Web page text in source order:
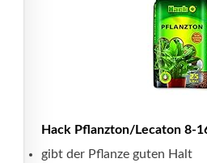
Hack Pflanzton/Lecaton 8-
gibt der Pflanze guten Halt